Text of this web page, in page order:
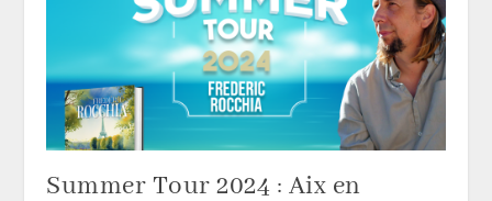
Summer Tour 2024 : Aix en